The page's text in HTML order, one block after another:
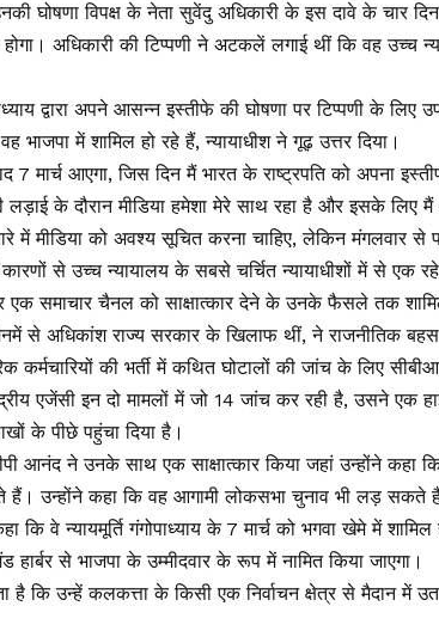
घोषणा विपक्ष के नेता सुवेंदु अधिकारी के इस दावे के चार
होगा। अधिकारी की टिप्पणी ने अटकलें लगाई थीं कि वह उच्च
द्वारा अपने आसन्न इस्तीफे की घोषणा पर टिप्पणी के लिए
भाजपा में शामिल हो रहे हैं, न्यायाधीश ने गूढ़ उत्तर दिया।
7 मार्च आएगा, जिस दिन मैं भारत के राष्ट्रपति को अपना
लड़ाई के दौरान मीडिया हमेशा मेरे साथ रहा है और इसके
में मीडिया को अवश्य सूचित करना चाहिए, लेकिन मंगलवार से
कारणों से उच्च न्यायालय के सबसे चर्चित न्यायाधीशों में से एक
समाचार चैनल को साक्षात्कार देने के उनके फैसले तक
से अधिकांश राज्य सरकार के खिलाफ थीं, ने राजनीतिक बहस
कर्मचारियों की भर्ती में कथित घोटालों की जांच के लिए
एजेंसी इन दो मामलों में जो 14 जांच कर रही है, उसने एक
के पीछे पहुंचा दिया है।
आनंद ने उनके साथ एक साक्षात्कार किया जहां उन्होंने कहा
हैं। उन्होंने कहा कि वह आगामी लोकसभा चुनाव भी लड़ सकते
कि वे न्यायमूर्ति गंगोपाध्याय के 7 मार्च को भगवा खेमे में
से भाजपा के उम्मीदवार के रूप में नामित किया जाएगा।
है कि उन्हें कलकत्ता के किसी एक निर्वाचन क्षेत्र से मैदान में